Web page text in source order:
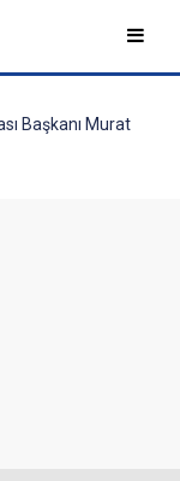
Başkanı Murat